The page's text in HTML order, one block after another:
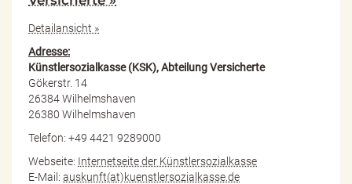
Detailansicht »
Adresse:
Künstlersozialkasse (KSK), Abteilung Versicherte
Gökerstr. 14
26384 Wilhelmshaven
26380 Wilhelmshaven
Telefon: +49 4421 9289000
Webseite: Internetseite der Künstlersozialkasse
E-Mail: auskunft(at)kuenstlersozialkasse.de